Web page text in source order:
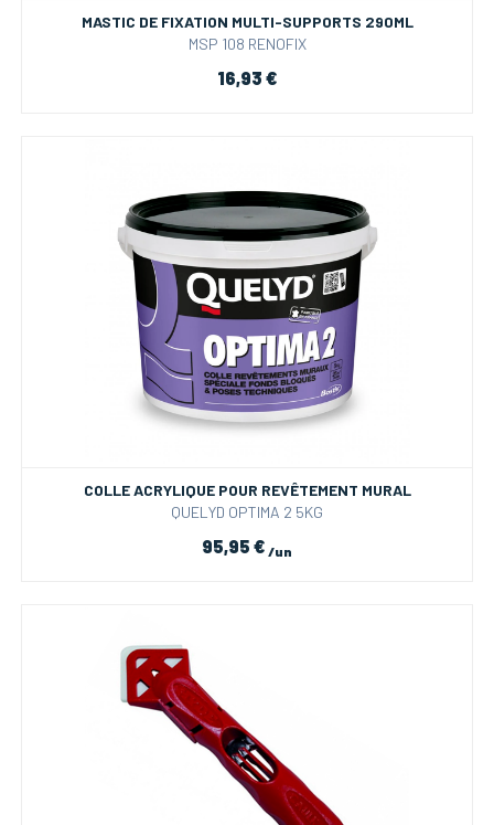
MASTIC DE FIXATION MULTI-SUPPORTS 290ML
MSP 108 RENOFIX
16,93 €
COLLE ACRYLIQUE POUR REVÊTEMENT MURAL
QUELYD OPTIMA 2 5KG
95,95 € /un